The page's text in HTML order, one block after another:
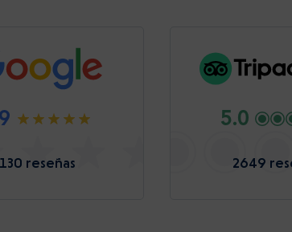
130 reseñas
5.0
2649